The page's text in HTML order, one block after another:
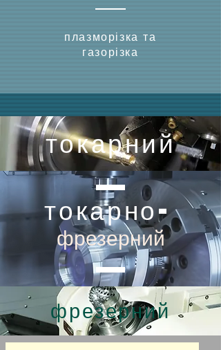
плазморізка та
газорізка
токарний
токарно-
фрезерний
фрезерний